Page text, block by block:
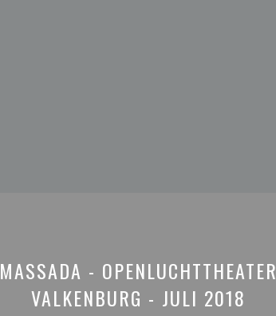
MASSADA - OPENLUCHTTHEATER
VALKENBURG - JULI 2018